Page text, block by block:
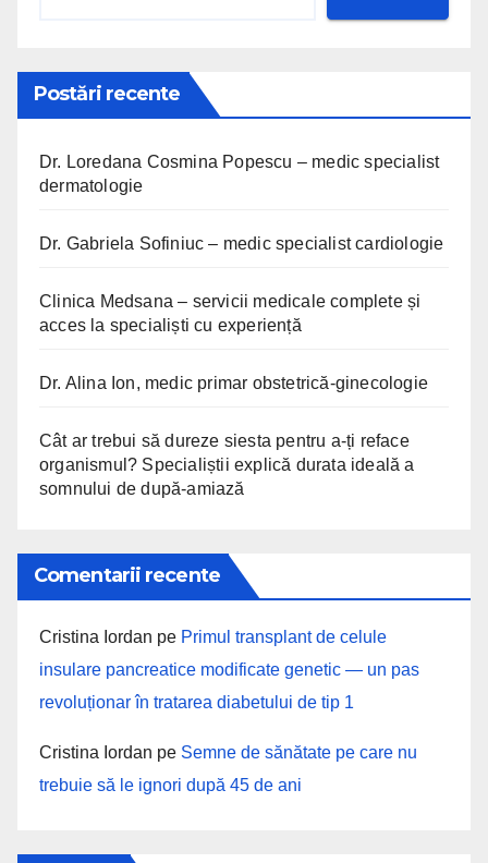
Postări recente
Dr. Loredana Cosmina Popescu – medic specialist
dermatologie
Dr. Gabriela Sofiniuc – medic specialist cardiologie
Clinica Medsana – servicii medicale complete și
acces la specialiști cu experiență
Dr. Alina Ion, medic primar obstetrică-ginecologie
Cât ar trebui să dureze siesta pentru a-ți reface
organismul? Specialiștii explică durata ideală a
somnului de după-amiază
Comentarii recente
Cristina Iordan pe Primul transplant de celule
insulare pancreatice modificate genetic — un pas
revoluționar în tratarea diabetului de tip 1
Cristina Iordan pe Semne de sănătate pe care nu
trebuie să le ignori după 45 de ani